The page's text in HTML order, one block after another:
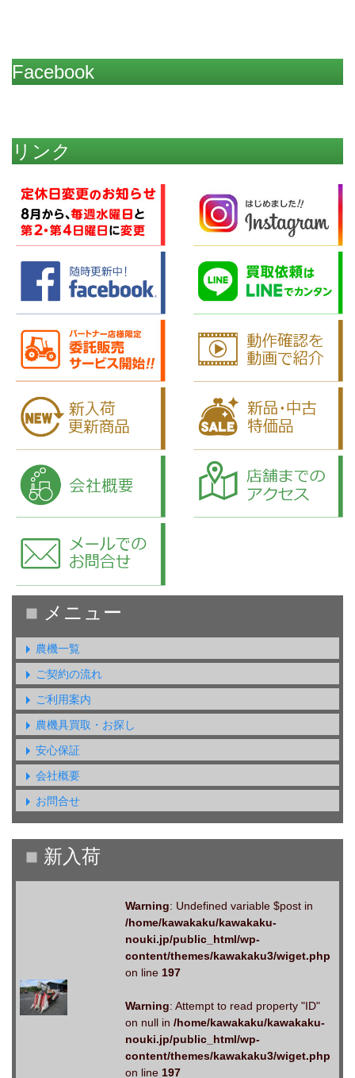
Facebook
リンク
農機一覧
ご契約の流れ
ご利用案内
農機具買取・お探し
安心保証
会社概要
お問合せ
Warning: Undefined variable $post in
/home/kawakaku/kawakaku-
nouki.jp/public_html/wp-
content/themes/kawakaku3/wiget.php
on line 197
Warning: Attempt to read property "ID"
on null in /home/kawakaku/kawakaku-
nouki.jp/public_html/wp-
content/themes/kawakaku3/wiget.php
on line 197